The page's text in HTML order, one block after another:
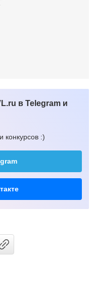
в Telegram и
конкурсов :)